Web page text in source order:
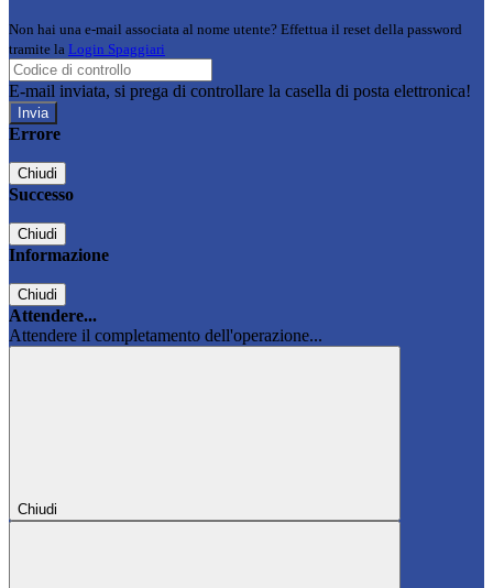
Non hai una e-mail associata al nome utente? Effettua il reset della password
tramite la Login Spaggiari
E-mail inviata, si prega di controllare la casella di posta elettronica!
Errore
Chiudi
Successo
Chiudi
Informazione
Chiudi
Attendere...
Attendere il completamento dell'operazione...
Chiudi